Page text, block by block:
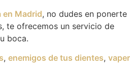
en Madrid, no dudes en ponerte
te ofrecemos un servicio de
boca.
, enemigos de tus dientes, vaper